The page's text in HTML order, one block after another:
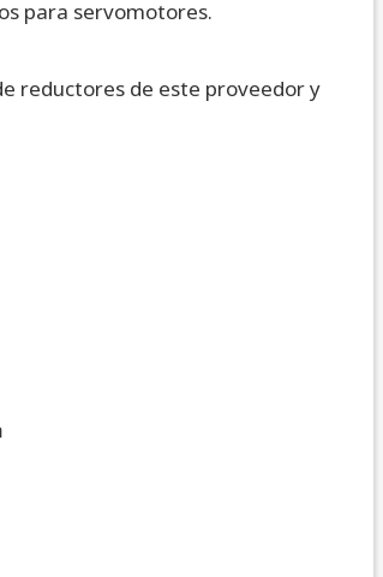
para servomotores.
reductores de este proveedor y